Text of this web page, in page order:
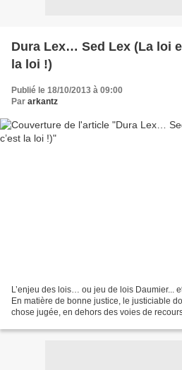
Dura Lex… Sed Lex (La loi
la loi !)
Publié le 18/10/2013 à 09:00
Par arkantz
L’enjeu des lois… ou jeu de lois Daumier...
En matière de bonne justice, le justiciable
chose jugée, en dehors des voies de